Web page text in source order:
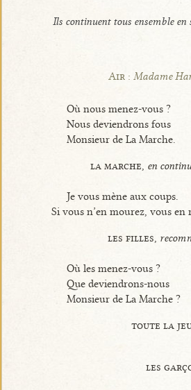
Ils continuent tous ensemble en
Air : Madame
Où nous menez-vous ?
Nous deviendrons fous
Monsieur de La Marche.
la marche, en
Je vous mène aux coups.
Si vous n’en mourez, vous en
les filles,
Où les menez-vous ?
Que deviendrons-nous
Monsieur de La Marche ?
toute la
les